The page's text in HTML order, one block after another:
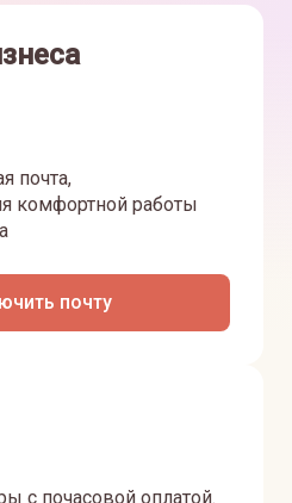
почта,
комфортной работы
почту
с почасовой оплатой.